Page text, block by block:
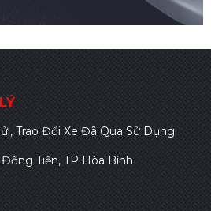
Trao Đổi Xe Đã Qua Sử Dụng
Tiến, TP Hòa Bình